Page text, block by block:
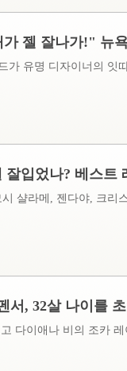
젤 잘나가!" 뉴
가 유명 디자이너의 잇
잘입었나? 베스트
샬라메, 젠다야, 크리
서, 32살 나이를
다이애나 비의 조카 레